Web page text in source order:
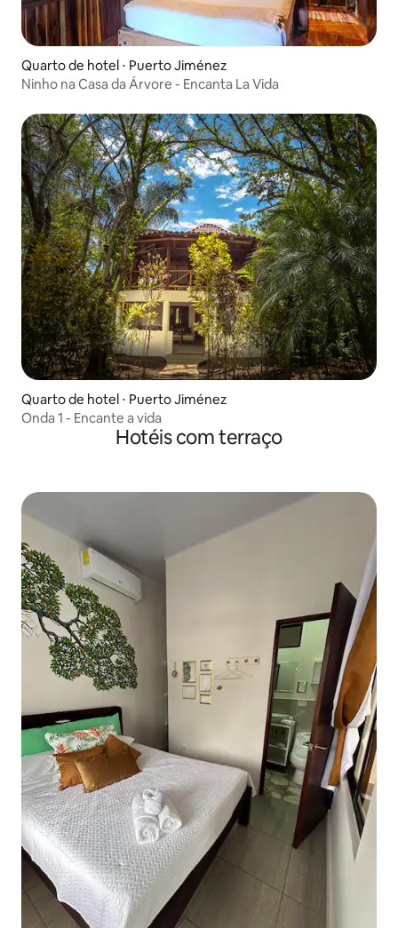
Quarto de hotel ⋅ Puerto Jiménez
Ninho na Casa da Árvore - Encanta La Vida
Quarto de hotel ⋅ Puerto Jiménez
Onda 1 - Encante a vida
Hotéis com terraço